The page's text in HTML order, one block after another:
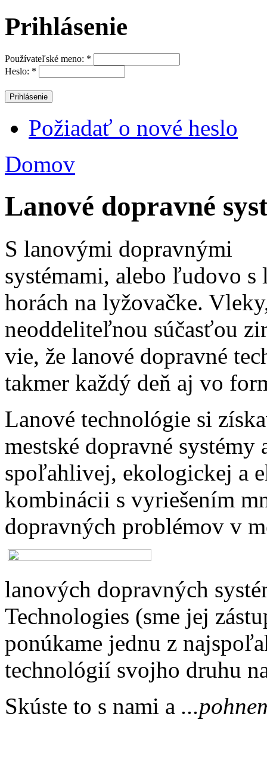
Prihlásenie
Používateľské meno: *
Heslo: *
Požiadať o nové heslo
Domov
Lanové dopravné
S lanovými dopravnými
systémami, alebo ľudovo s
horách na lyžovačke.
neoddeliteľnou súčasťou
vie, že lanové dopravné
takmer každý deň aj vo
Lanové technológie si
mestské dopravné
spoľahlivej, ekologickej a
kombinácii s vyriešením
dopravných problémov v
lanových dopravných
Technologies (sme jej
ponúkame jednu z
technológií svojho druhu
Skúste to s nami a